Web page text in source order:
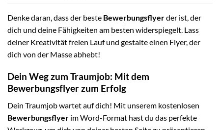
Denke daran, dass der beste Bewerbungsflyerder ist, der
dich und deine Fähigkeiten am besten widerspiegelt. Lass
deiner Kreativität freien Lauf und gestalte einen Flyer, der
dich von der Masse abhebt!
Dein Weg zum Traumjob: Mit dem
Bewerbungsflyer zum Erfolg
Dein Traumjob wartet auf dich! Mit unserem kostenlosen
Bewerbungsflyer im Word-Format hast du das perfekte